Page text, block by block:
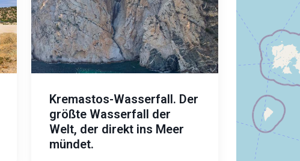
Kremastos-Wasserfall. Der
größte Wasserfall der
Welt, der direkt ins Meer
mündet.